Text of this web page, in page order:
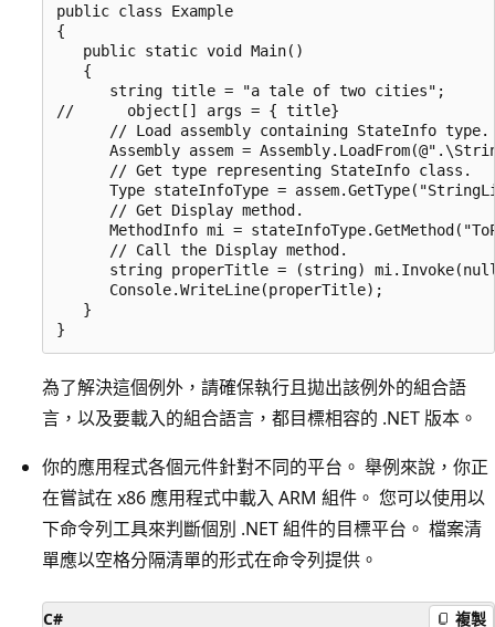
public class Example
{
   public static void Main()
   {
      string title = "a tale of two cities";
//      object[] args = { title}
      // Load assembly containing StateInfo type.
Assembly assem =
      // Get type representing StateInfo class.
Type stateInfoType =
      // Get Display method.
MethodInfo mi =
      // Call the Display method.
string properTitle = (string)
      Console.WriteLine(properTitle);
   }
為了解決這個例外，請確保執行且拋出該例外的組合語
言，以及要載入的組合語言，都目標相容的 .NET 版本。
你的應用程式各個元件針對不同的平台。 舉例來說，你正
在嘗試在 x86 應用程式中載入 ARM 組件。 您可以使用以
下命令列工具來判斷個別 .NET 組件的目標平台。 檔案清
單應以空格分隔清單的形式在命令列提供。
C# 複製